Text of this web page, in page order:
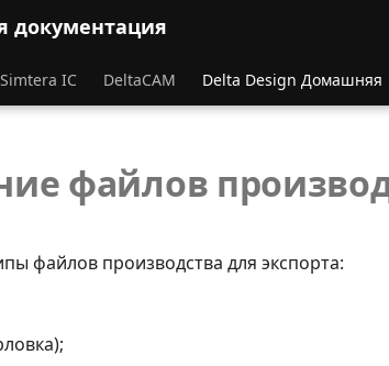
документация
Simtera IC DeltaCAM Delta Design Домашняя
файлов
файлов производства для экспорта: